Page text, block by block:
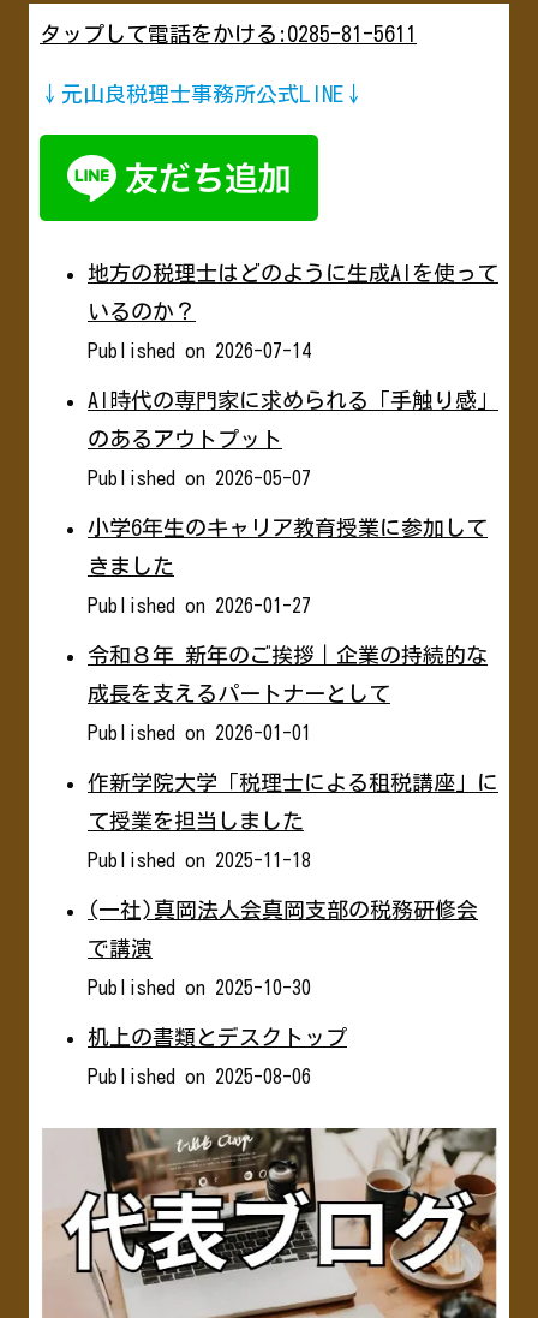
タップして電話をかける:0285-81-5611
↓元山良税理士事務所公式LINE↓
地方の税理士はどのように生成AIを使って
いるのか？
Published on 2026-07-14
AI時代の専門家に求められる「手触り感」
のあるアウトプット
Published on 2026-05-07
小学6年生のキャリア教育授業に参加して
きました
Published on 2026-01-27
令和８年 新年のご挨拶｜企業の持続的な
成長を支えるパートナーとして
Published on 2026-01-01
作新学院大学「税理士による租税講座」に
て授業を担当しました
Published on 2025-11-18
(一社)真岡法人会真岡支部の税務研修会
で講演
Published on 2025-10-30
机上の書類とデスクトップ
Published on 2025-08-06